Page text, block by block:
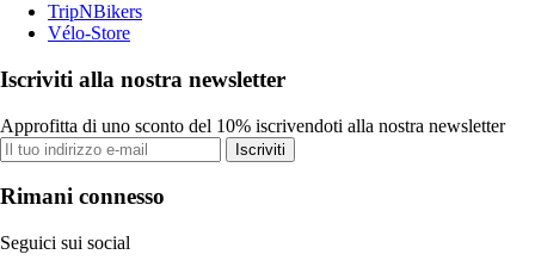
TripNBikers
Vélo-Store
Iscriviti alla nostra newsletter
Approfitta di uno sconto del 10% iscrivendoti alla nostra newsletter
Iscriviti
Rimani connesso
Seguici sui social